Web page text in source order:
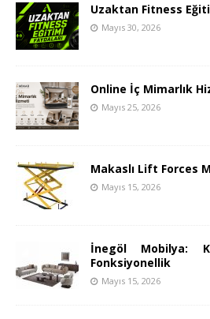
Uzaktan Fitness
Mayıs 30, 2026
Online İç Mimarlık
Mayıs 25, 2026
Makaslı Lift Forces
Mayıs 15, 2026
İnegöl Mobilya:
Fonksiyonellik
Mayıs 15, 2026